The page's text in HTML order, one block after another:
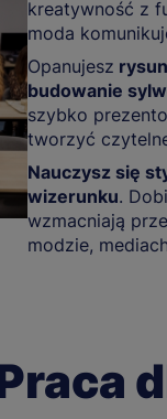
kreatywność z
moda
Opanujesz
budowanie
szybko
tworzyć
Nauczysz się
wizerunku.
wzmacniają
modzie,